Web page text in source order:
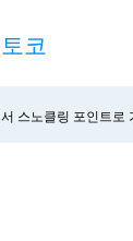
스노클링 포인트